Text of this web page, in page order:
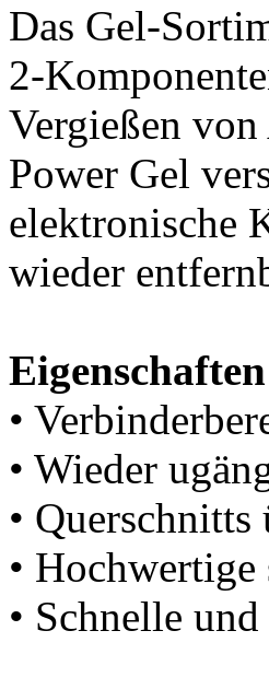
Das Gel-
2-
Vergießen
Power Gel
elektronische
wieder
Eigenschaften
•
• Wieder
•
•
• Schnelle